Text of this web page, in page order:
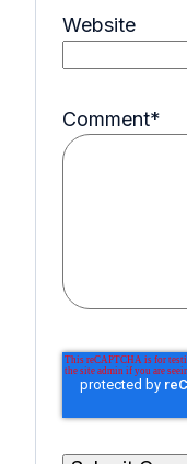
Website
Comment*